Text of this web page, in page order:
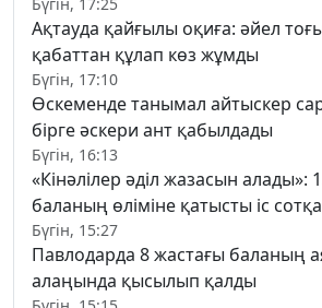
Ақтауда қайғылы оқиға: әйел
қабаттан құлап көз жұмды
Бүгін, 17:10
Өскеменде танымал айтыскер
бірге әскери ант қабылдады
Бүгін, 16:13
«Кінәлілер әділ жазасын алады»:
баланың өліміне қатысты іс сотқа
Бүгін, 15:27
Павлодарда 8 жастағы баланың
алаңында қысылып қалды